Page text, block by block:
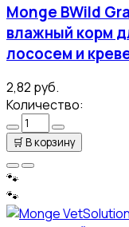
Monge BWild
влажный корм
лососем и
2,82 руб.
Количество:
🛒В корзину
🐾
🐾